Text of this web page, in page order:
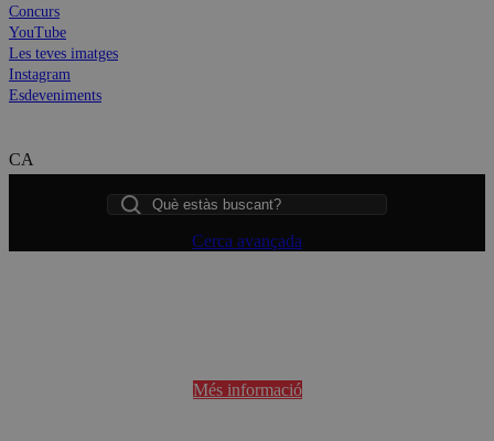
Concurs
YouTube
Les teves imatges
Instagram
Esdeveniments
CA
Cerca avançada
Més informació